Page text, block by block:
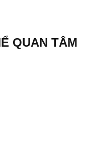
QUAN TÂM